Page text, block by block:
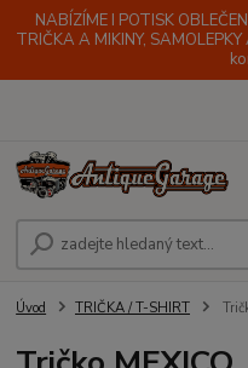
NABÍZÍME I POTISK
TRIČKA A MIKINY,
Úvod TRIČKA / T-SHIRT